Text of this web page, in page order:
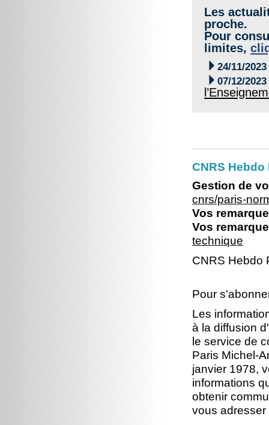
Les
proche.
Pour
limites,
 24/11/2023
 07/12/2023
CNRS
Gestion de
cnrs/paris-
Vos
Vos
technique
CNRS Hebdo
Pour
Les
à la diffusion
le service de
Paris Michel-
janvier 1978,
informations
obtenir
vous